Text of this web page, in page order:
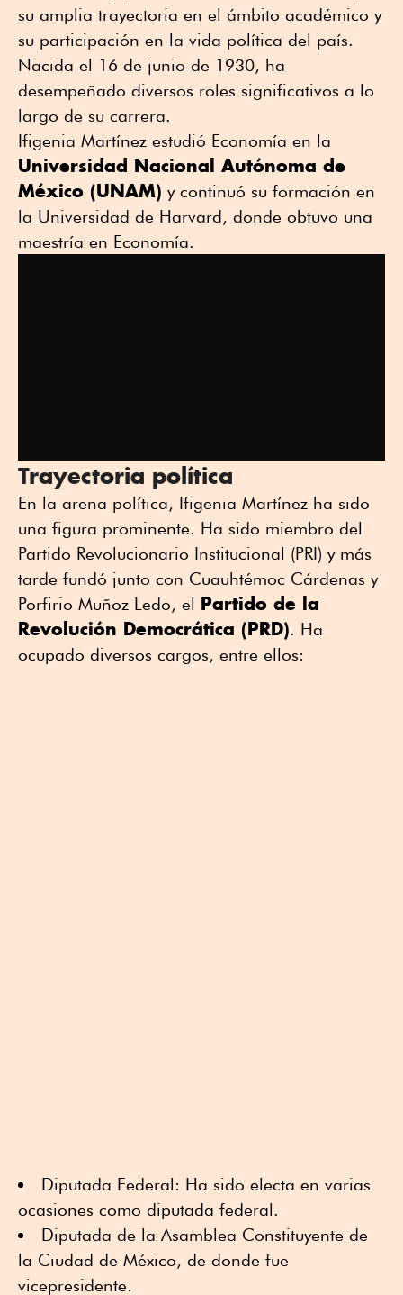
su amplia trayectoria en el ámbito académico y
su participación en la vida política del país.
Nacida el 16 de junio de 1930, ha
desempeñado diversos roles significativos a lo
largo de su carrera.
Ifigenia Martínez estudió Economía en la
Universidad Nacional Autónoma de
México (UNAM) y continuó su formación en
la Universidad de Harvard, donde obtuvo una
maestría en Economía.
Trayectoria política
En la arena política, Ifigenia Martínez ha sido
una figura prominente. Ha sido miembro del
Partido Revolucionario Institucional (PRI) y más
tarde fundó junto con Cuauhtémoc Cárdenas y
Porfirio Muñoz Ledo, el Partido de la
Revolución Democrática (PRD). Ha
ocupado diversos cargos, entre ellos:
Diputada Federal: Ha sido electa en varias
ocasiones como diputada federal.
Diputada de la Asamblea Constituyente de
la Ciudad de México, de donde fue
vicepresidente.